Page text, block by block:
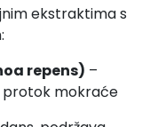
ekstraktima s
repens) –
protok mokraće